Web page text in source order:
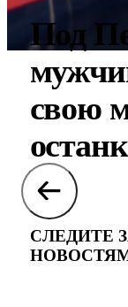
Под
свою
СЛЕДИТЕ